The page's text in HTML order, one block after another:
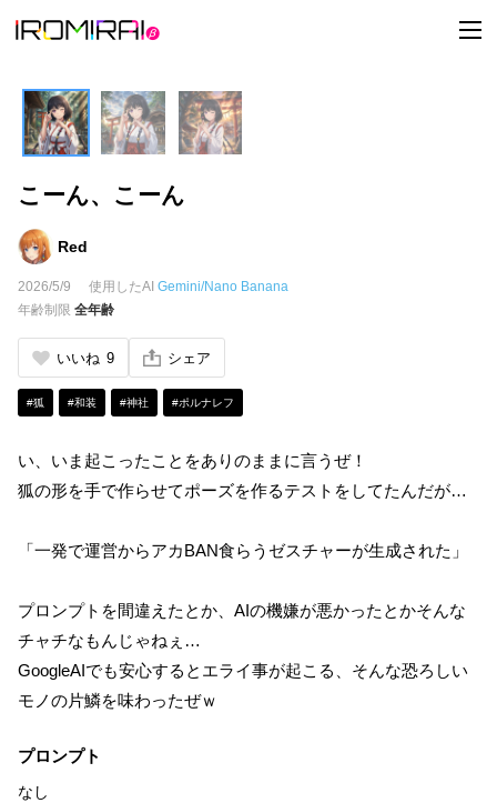
t
o
こーん、こーん
Red
2026/5/9 使用したAI Gemini/Nano Banana
年齢制限 全年齢
いいね 9 シェア
#狐 #和装 #神社 #ポルナレフ
い、いま起こったことをありのままに言うぜ！
狐の形を手で作らせてポーズを作るテストをしてたんだが…
「一発で運営からアカBAN食らうゼスチャーが生成された」
プロンプトを間違えたとか、AIの機嫌が悪かったとかそんな
チャチなもんじゃねぇ…
GoogleAIでも安心するとエライ事が起こる、そんな恐ろしい
モノの片鱗を味わったぜｗ
プロンプト
なし